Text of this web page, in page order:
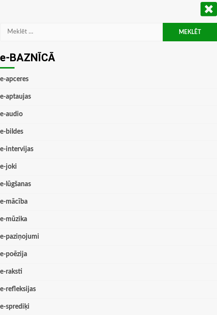
Meklēt:
e-BAZNĪCĀ
e-apceres
e-aptaujas
e-audio
e-bildes
e-intervijas
e-joki
e-lūgšanas
e-mācība
e-mūzika
e-paziņojumi
e-poēzija
e-raksti
e-refleksijas
e-sprediķi